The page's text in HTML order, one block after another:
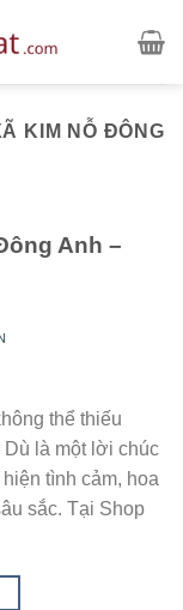
KIM NỖ ĐÔNG
Anh –
thể thiếu
là một lời chúc
tình cảm, hoa
sắc. Tại Shop